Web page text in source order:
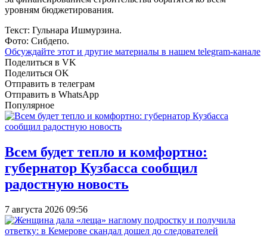
уровням бюджетирования.
Текст: Гульнара Ишмурзина.
Фото: Сибдепо.
Обсуждайте этот и другие материалы в нашем telegram-канале
Поделиться в VK
Поделиться OK
Отправить в телеграм
Отправить в WhatsApp
Популярное
Всем будет тепло и комфортно:
губернатор Кузбасса сообщил
радостную новость
7 августа 2026 09:56